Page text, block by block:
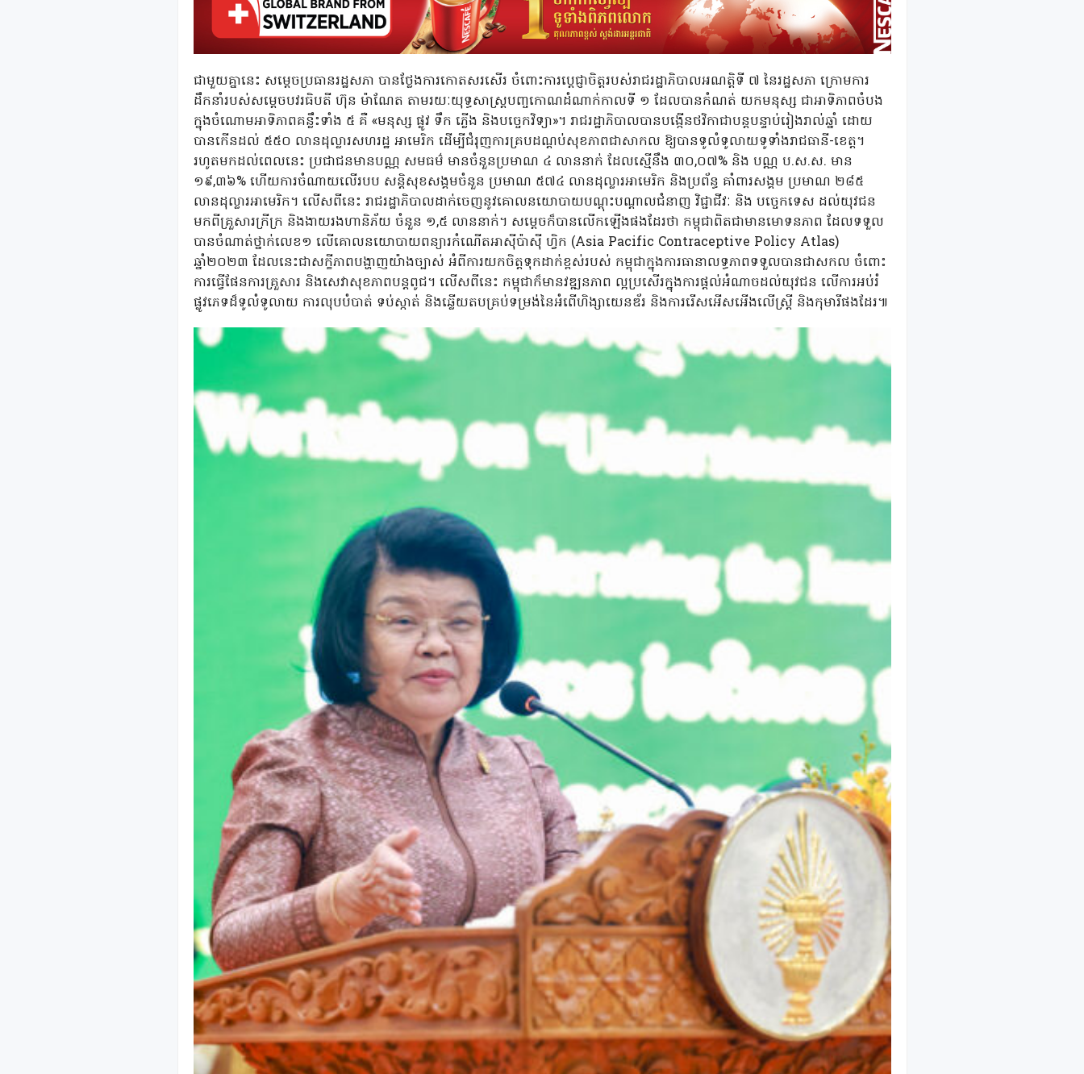
ជាមួយគ្នានេះ សម្តេចប្រធានរដ្ឋសភា បានថ្លែងការកោតសរសើរ ចំពោះការប្តេជ្ញាចិត្តរបស់រាជរដ្ឋាភិបាលអណត្តិទី ៧ នៃរដ្ឋសភា ក្រោមការ
ដឹកនាំរបស់សម្តេចបវរធិបតី ហ៊ុន ម៉ាណែត តាមរយៈយុទ្ធសាស្ត្របញ្ចកោណដំណាក់កាលទី ១ ដែលបានកំណត់ យកមនុស្ស ជាអាទិភាពចំបង
ក្នុងចំណោមអាទិភាពគន្លឹះទាំង ៥ គឺ «មនុស្ស ផ្លូវ ទឹក ភ្លើង និងបច្ចេកវិទ្យា»។ រាជរដ្ឋាភិបាលបានបង្កើនថវិកាជាបន្តបន្ទាប់រៀងរាល់ឆ្នាំ ដោយ
បានកើនដល់ ៥៥០ លានដុល្លារសហរដ្ឋ អាមេរិក ដើម្បីជំរុញការគ្របដណ្តប់សុខភាពជាសាកល ឱ្យបានទូលំទូលាយទូទាំងរាជធានី-ខេត្ត។
រហូតមកដល់ពេលនេះ ប្រជាជនមានបណ្ណ សមធម៌ មានចំនួនប្រមាណ ៤ លាននាក់ ដែលស្មើនឹង ៣០,០៧% និង បណ្ណ ប.ស.ស. មាន
១៩,៣៦% ហើយការចំណាយលើរបប សន្តិសុខសង្គមចំនួន ប្រមាណ ៥៧៤ លានដុល្លារអាមេរិក និងប្រព័ន្ធ គាំពារសង្គម ប្រមាណ ២៨៥
លានដុល្លារអាមេរិក។ លើសពីនេះ រាជរដ្ឋាភិបាលដាក់ចេញនូវគោលនយោបាយបណ្តុះបណ្តាលជំនាញ វិជ្ជាជីវៈ និង បច្ចេកទេស ដល់យុវជន
មកពីគ្រួសារក្រីក្រ និងងាយរងហានិភ័យ ចំនួន ១,៥ លាននាក់។ សម្តេចក៏បានលើកឡើងផងដែរថា កម្ពុជាពិតជាមានមោទនភាព ដែលទទួល
បានចំណាត់ថ្នាក់លេខ១ លើគោលនយោបាយពន្យារកំណើតអាស៊ីប៉ាស៊ី ហ្វិក (Asia Pacific Contraceptive Policy Atlas)
ឆ្នាំ២០២៣ ដែលនេះជាសក្ខីភាពបង្ហាញយ៉ាងច្បាស់ អំពីការយកចិត្តទុកដាក់ខ្ពស់របស់ កម្ពុជាក្នុងការធានាលទ្ធភាពទទួលបានជាសកល ចំពោះ
ការធ្វើផែនការគ្រួសារ និងសេវាសុខភាពបន្តពូជ។ លើសពីនេះ កម្ពុជាក៏មានវឌ្ឍនភាព ល្អប្រសើរក្នុងការផ្តល់អំណាចដល់យុវជន លើការអប់រំ
ផ្លូវភេទដ៏ទូលំទូលាយ ការលុបបំបាត់ ទប់ស្កាត់ និងឆ្លើយតបគ្រប់ទម្រង់នៃអំពើហិង្សាយេនឌ័រ និងការរើសអើសអើងលើស្ត្រី និងកុមារីផងដែរ៕